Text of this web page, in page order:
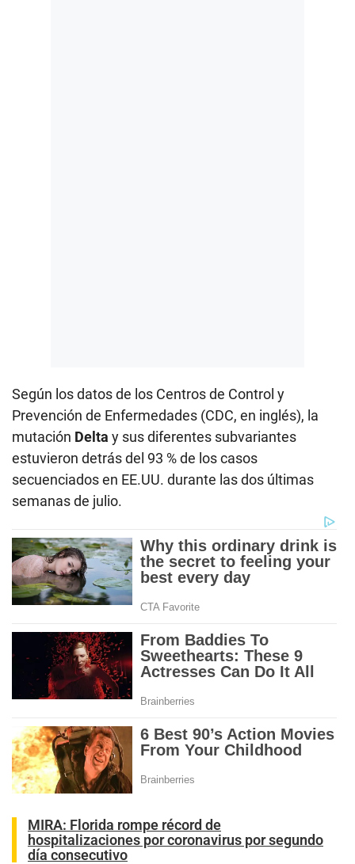
Según los datos de los Centros de Control y
Prevención de Enfermedades (CDC, en inglés), la
mutación Delta y sus diferentes subvariantes
estuvieron detrás del 93 % de los casos
secuenciados en EE.UU. durante las dos últimas
semanas de julio.
MIRA: Florida rompe récord de
hospitalizaciones por coronavirus por segundo
día consecutivo